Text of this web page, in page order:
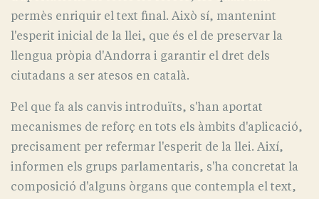
permès enriquir el text final. Això sí, mantenint
l'esperit inicial de la llei, que és el de preservar la
llengua pròpia d'Andorra i garantir el dret dels
ciutadans a ser atesos en català.
Pel que fa als canvis introduïts, s'han aportat
mecanismes de reforç en tots els àmbits d'aplicació,
precisament per refermar l'esperit de la llei. Així,
informen els grups parlamentaris, s'ha concretat la
composició d'alguns òrgans que contempla el text,